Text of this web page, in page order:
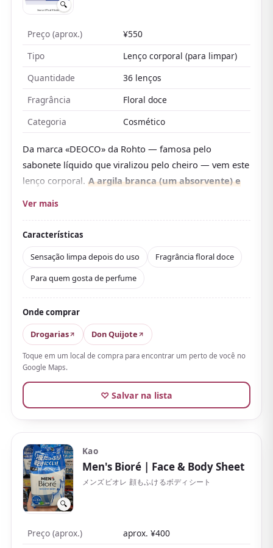
🔍
Preço (aprox.)
¥550
Tipo
Lenço corporal (para limpar)
Quantidade
36 lenços
Fragrância
Floral doce
Categoria
Cosmético
Da marca «DEOCO» da Rohto — famosa pelo
sabonete líquido que viralizou pelo cheiro — vem este
lenço corporal. A argila branca (um absorvente) e
Também leva um derivado de vitamina C para
hidratação. Seu maior atrativo é a fragrância: usa um
perfume com «lactona», um composto aromático que,
dizem, diminui com a idade, para um cheiro floral
doce e suave.
Nas avaliações,
aos tipos com mentol, mas dizem que deixa uma
sensação limpa e é confiável quando o odor do
suor preocupa
gelados demais, e funciona até no inverno quando o
aquecedor faz suar.
Ainda assim, a fragrância doce é questão de gosto e
pode atrapalhar quando se quer ser discreto. É uma
queridinha entre mulheres adultas que priorizam o
cuidado com o odor do suor.
Ver mais
Características
Sensação limpa depois do uso
Fragrância floral doce
Para quem gosta de perfume
Onde comprar
Drogarias
Don Quijote
Toque em um local de compra para encontrar um perto de você no
Google Maps.
♡ Salvar na lista
🔍
Kao
Men's Bioré | Face & Body Sheet
メンズビオレ 顔もふけるボディシート
Preço (aprox.) aprox. ¥400